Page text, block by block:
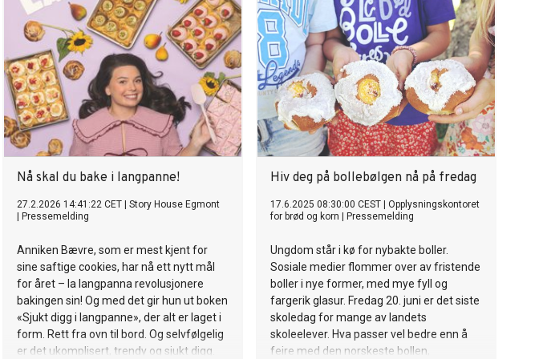
Nå skal du bake i langpanne!
27.2.2026 14:41:22 CET
Story House Egmont
Pressemelding
Anniken Bævre, som er mest kjent for
sine saftige cookies, har nå ett nytt mål
for året – la langpanna revolusjonere
bakingen sin! Og med det gir hun ut boken
«Sjukt digg i langpanne», der alt er laget i
form. Rett fra ovn til bord. Og selvfølgelig
er det ukomplisert, trendy og sjukt digg.
Hiv deg på bollebølgen nå på fredag
17.6.2025 08:30:00 CEST
Opplysningskontoret
for brød og korn
Pressemelding
Ungdom står i kø for nybakte boller.
Sosiale medier flommer over av fristende
boller i nye former, med mye fyll og
fargerik glasur. Fredag 20. juni er det siste
skoledag for mange av landets
skoleelever. Hva passer vel bedre enn å
feire med den norskeste bollen,